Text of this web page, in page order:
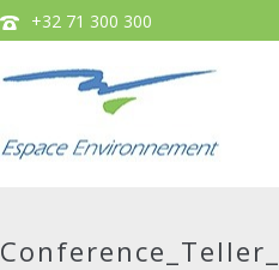
+32 71 300 300